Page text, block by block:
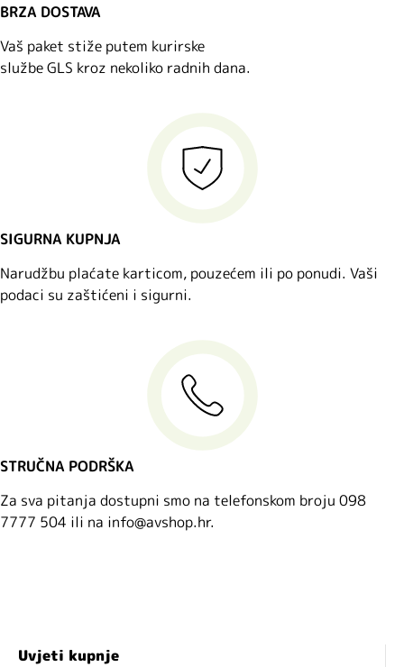
BRZA DOSTAVA
Vaš paket stiže putem kurirske
službe GLS kroz nekoliko radnih dana.
SIGURNA KUPNJA
Narudžbu plaćate karticom, pouzećem ili po ponudi. Vaši
podaci su zaštićeni i sigurni.
STRUČNA PODRŠKA
Za sva pitanja dostupni smo na telefonskom broju 098
7777 504 ili na info@avshop.hr.
Uvjeti kupnje